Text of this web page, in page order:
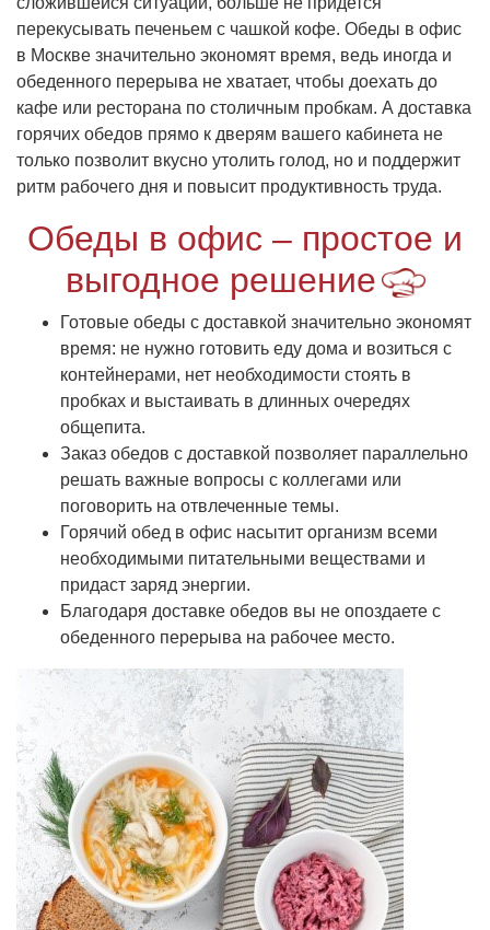
перекусывать печеньем с чашкой кофе. Обеды в офис
в Москве значительно экономят время, ведь иногда и
обеденного перерыва не хватает, чтобы доехать до
кафе или ресторана по столичным пробкам. А доставка
горячих обедов прямо к дверям вашего кабинета не
только позволит вкусно утолить голод, но и поддержит
ритм рабочего дня и повысит продуктивность труда.
Обеды в офис – простое и
выгодное решение
Готовые обеды с доставкой значительно экономят
время: не нужно готовить еду дома и возиться с
контейнерами, нет необходимости стоять в
пробках и выстаивать в длинных очередях
общепита.
Заказ обедов с доставкой позволяет параллельно
решать важные вопросы с коллегами или
поговорить на отвлеченные темы.
Горячий обед в офис насытит организм всеми
необходимыми питательными веществами и
придаст заряд энергии.
Благодаря доставке обедов вы не опоздаете с
обеденного перерыва на рабочее место.